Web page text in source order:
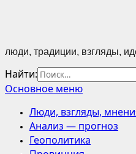
люди, традиции, взгляды,
Найти:
Основное меню
Люди, взгляды,
Анализ — прогноз
Геополитика